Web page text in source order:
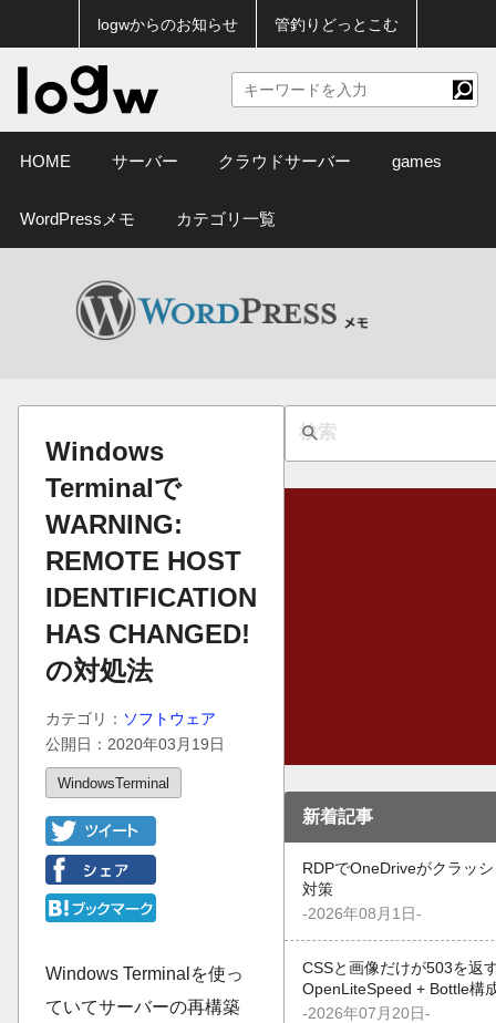
logwからのお知らせ 管釣りどっとこむ
HOME サーバー クラウドサーバー games
WordPressメモ カテゴリ一覧
Windows
Terminalで
WARNING:
REMOTE HOST
IDENTIFICATION
HAS CHANGED!
の対処法
カテゴリ： ソフトウェア
公開日：2020年03月19日
WindowsTerminal
Windows Terminalを使っ
ていてサーバーの再構築
新着記事
RDPでOneDriveがクラッ
対策
-2026年08月1日-
CSSと画像だけが503を返
OpenLiteSpeed + Bottle構
-2026年07月20日-